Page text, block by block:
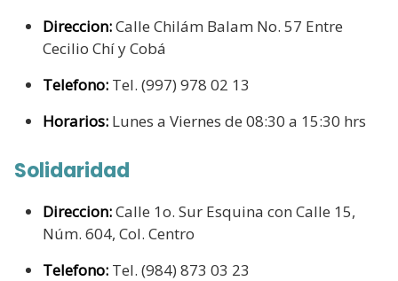
Direccion:Calle Chilám Balam No. 57 Entre
Cecilio Chí y Cobá
Telefono: Tel. (997) 978 02 13
Horarios: Lunes a Viernes de 08:30 a 15:30 hrs
Solidaridad
Direccion:Calle 1o. Sur Esquina con Calle 15,
Núm. 604, Col. Centro
Telefono: Tel. (984) 873 03 23